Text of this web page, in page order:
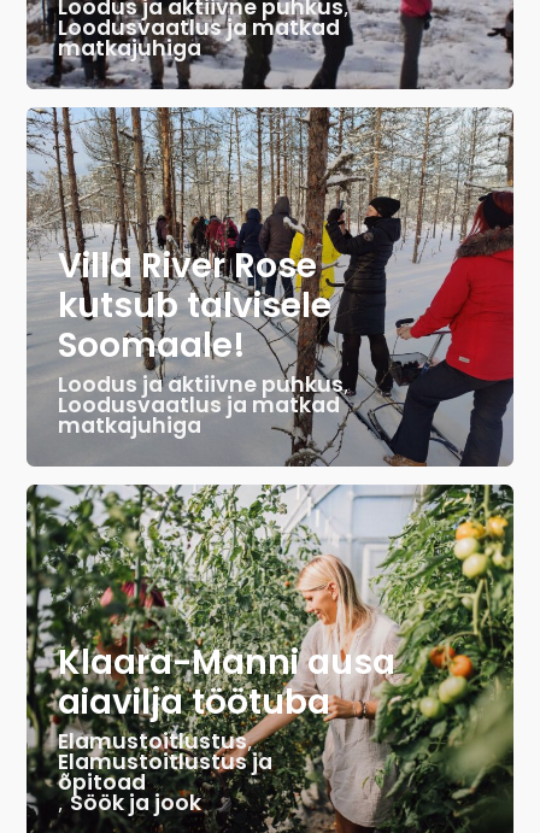
Loodus ja aktiivne puhkus,
Loodusvaatlus ja matkad
matkajuhiga
Villa River Rose
kutsub talvisele
Soomaale!
Loodus ja aktiivne puhkus,
Loodusvaatlus ja matkad
matkajuhiga
Klaara-Manni ausa
aiavilja töötuba
Elamustoitlustus,
Elamustoitlustus ja
õpitoad
,Söök ja jook